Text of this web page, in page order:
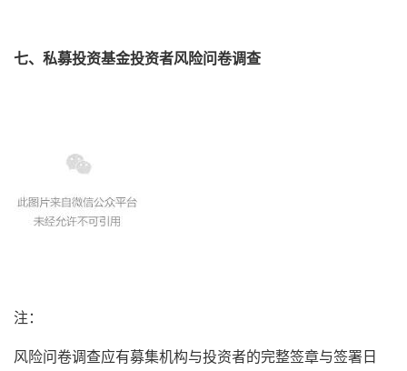
七、私募投资基金投资者风险问卷调查
注：
风险问卷调查应有募集机构与投资者的完整签章与签署日